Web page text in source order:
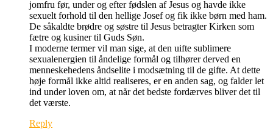
jomfru før, under og efter fødslen af Jesus og havde ikke
sexuelt forhold til den hellige Josef og fik ikke børn med ham.
De såkaldte brødre og søstre til Jesus betragter Kirken som
fætre og kusiner til Guds Søn.
I moderne termer vil man sige, at den uifte sublimere
sexualenergien til åndelige formål og tilhører derved en
menneskehedens åndselite i modsætning til de gifte. At dette
høje formål ikke altid realiseres, er en anden sag, og falder let
ind under loven om, at når det bedste fordærves bliver det til
det værste.
Reply